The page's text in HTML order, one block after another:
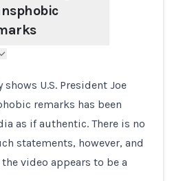
U.S. President Joe
remarks has been
as if authentic. There is no
statements, however, and
video appears to be a